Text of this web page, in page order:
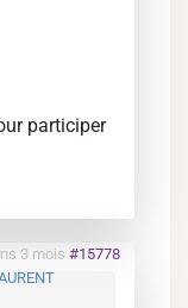
participer
3 mois #15778